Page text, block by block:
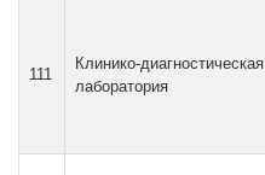
111
Клинико-диагностическая
лаборатория